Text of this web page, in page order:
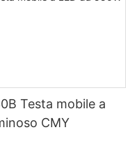
Testa mobile a
CMY